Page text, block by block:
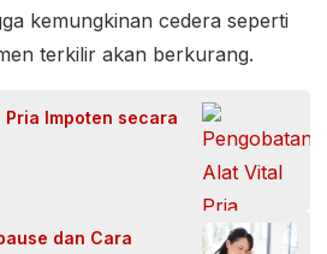
kemungkinan cedera seperti
terkilir akan berkurang.
Impoten secara
dan Cara